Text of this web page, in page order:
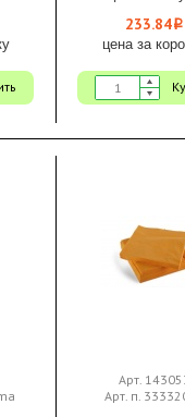
233.84i
цена за
Арт.
Арт. п.